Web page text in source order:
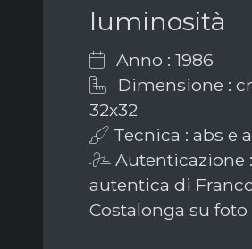
luminosità
Anno : 1986
Dimensione :
32x32
Tecnica : abs e
Autenticazione :
autentica di
Costalonga su foto